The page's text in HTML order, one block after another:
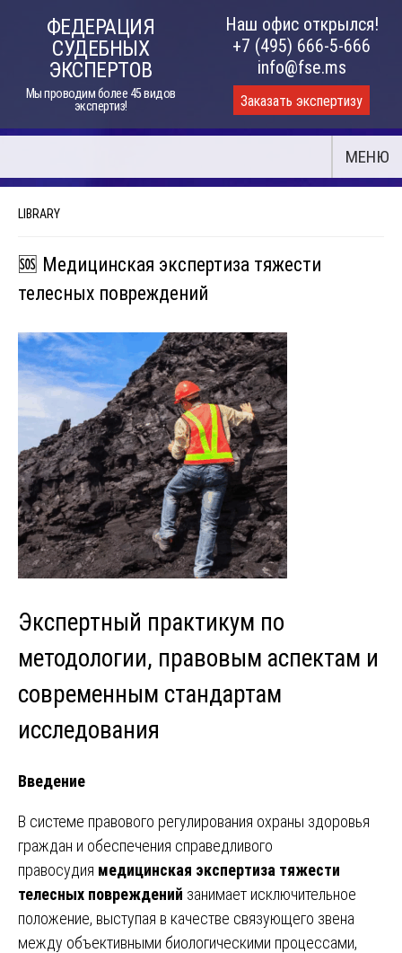
ФЕДЕРАЦИЯ
СУДЕБНЫХ
ЭКСПЕРТОВ
Мы проводим более 45 видов
экспертиз!
Наш офис открылся!
+7 (495) 666-5-666
info@fse.ms
Заказать экспертизу
МЕНЮ
LIBRARY
🆘 Медицинская экспертиза тяжести
телесных повреждений
Экспертный практикум по
методологии, правовым аспектам и
современным стандартам
исследования
Введение
В системе правового регулирования охраны здоровья
граждан и обеспечения справедливого
правосудия медицинская экспертиза тяжести
телесных повреждений занимает исключительное
положение, выступая в качестве связующего звена
между объективными биологическими процессами,